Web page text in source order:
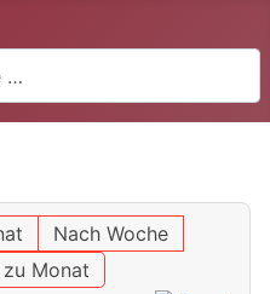
Nach Woche
zu Monat